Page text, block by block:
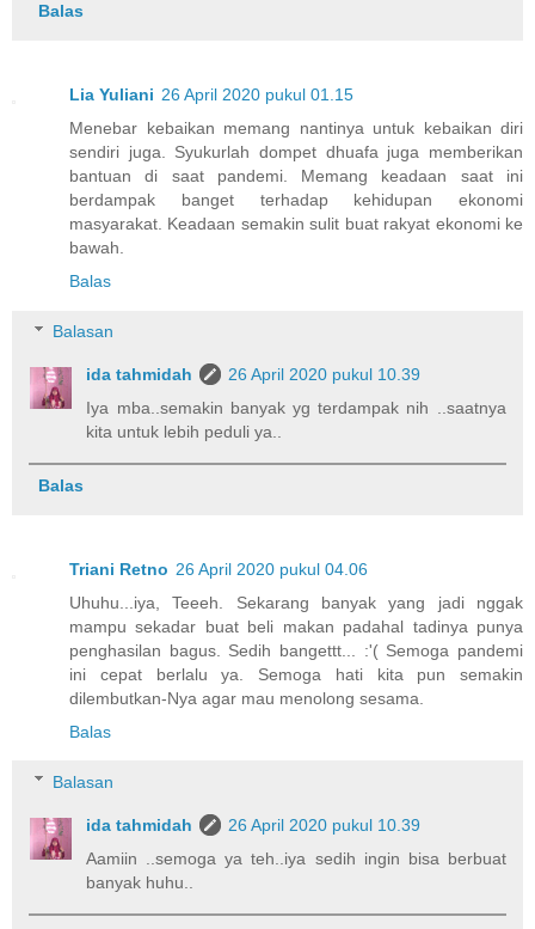
Balas
Lia Yuliani 26 April 2020 pukul 01.15
Menebar kebaikan memang nantinya untuk kebaikan diri
sendiri juga. Syukurlah dompet dhuafa juga memberikan
bantuan di saat pandemi. Memang keadaan saat ini
berdampak banget terhadap kehidupan ekonomi
masyarakat. Keadaan semakin sulit buat rakyat ekonomi ke
bawah.
Balas
Balasan
ida tahmidah
26 April 2020 pukul 10.39
Iya mba..semakin banyak yg terdampak nih ..saatnya
kita untuk lebih peduli ya..
Balas
Triani Retno 26 April 2020 pukul 04.06
Uhuhu...iya, Teeeh. Sekarang banyak yang jadi nggak
mampu sekadar buat beli makan padahal tadinya punya
penghasilan bagus. Sedih bangettt... :'( Semoga pandemi
ini cepat berlalu ya. Semoga hati kita pun semakin
dilembutkan-Nya agar mau menolong sesama.
Balas
Balasan
ida tahmidah
26 April 2020 pukul 10.39
Aamiin ..semoga ya teh..iya sedih ingin bisa berbuat
banyak huhu..